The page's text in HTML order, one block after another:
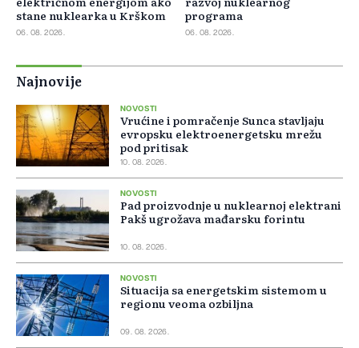
stane nuklearka u Krškom
06. 08. 2026.
programa
06. 08. 2026.
Najnovije
NOVOSTI
Vrućine i pomračenje Sunca stavljaju
evropsku elektroenergetsku mrežu
pod pritisak
10. 08. 2026.
NOVOSTI
Pad proizvodnje u nuklearnoj elektrani
Pakš ugrožava mađarsku forintu
10. 08. 2026.
NOVOSTI
Situacija sa energetskim sistemom u
regionu veoma ozbiljna
09. 08. 2026.